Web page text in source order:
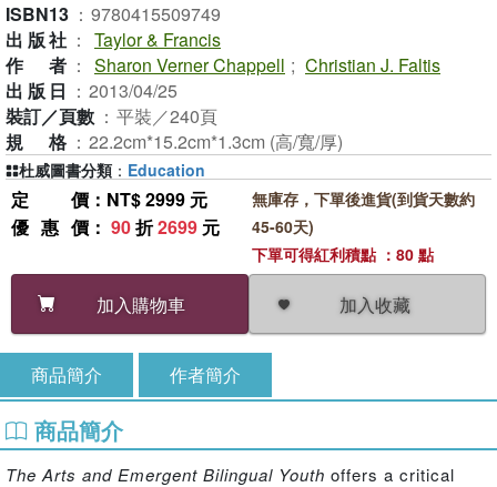
ISBN13 ： 9780415509749
出版社 ： Taylor & Francis
作者 ： Sharon Verner Chappell ; Christian J. Faltis
出版日 ： 2013/04/25
裝訂／頁數 ： 平裝／240頁
規格 ： 22.2cm*15.2cm*1.3cm (高/寬/厚)
定價 ：NT$ 2999 元
優惠價 ： 90折2699 元
加入購物車 加入收藏
無庫存，下單後進貨(到貨天數約
45-60天)
下單可得紅利積點 ：80 點
杜威圖書分類 ： Education
商品簡介 作者簡介
商品簡介
The Arts and Emergent Bilingual Youth offers a critical